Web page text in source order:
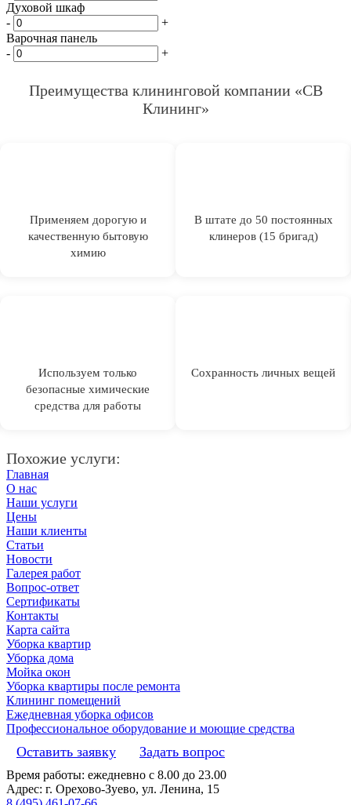
Духовой шкаф
-
+
Варочная панель
-
+
Преимущества клининговой компании «СВ
Клининг»
Применяем дорогую и
качественную бытовую
химию
В штате до 50 постоянных
клинеров (15 бригад)
Используем только
безопасные химические
средства для работы
Сохранность личных вещей
Похожие услуги:
Главная
О нас
Наши услуги
Цены
Наши клиенты
Статьи
Новости
Галерея работ
Вопрос-ответ
Сертификаты
Контакты
Карта сайта
Уборка квартир
Уборка дома
Мойка окон
Уборка квартиры после ремонта
Клининг помещений
Ежедневная уборка офисов
Профессиональное оборудование и моющие средства
Оставить заявку Задать вопрос
Время работы: ежедневно с 8.00 до 23.00
Адрес: г. Орехово-Зуево, ул. Ленина, 15